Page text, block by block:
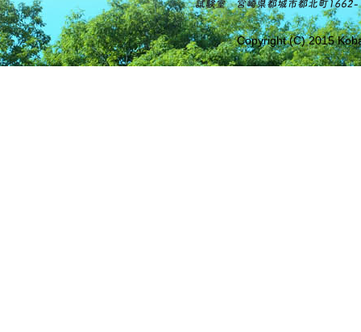
Copyright (C) 2015